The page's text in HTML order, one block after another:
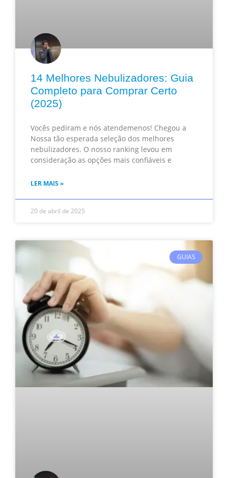
14 Melhores Nebulizadores: Guia
Completo para Comprar Certo
(2025)
Vocês pediram e nós atendemenos! Chegou a
Nossa tão esperada seleção dos melhores
nebulizadores. O nosso ranking levou em
consideração as opções mais confiáveis e
LER MAIS »
20 de abril de 2025
GUIAS